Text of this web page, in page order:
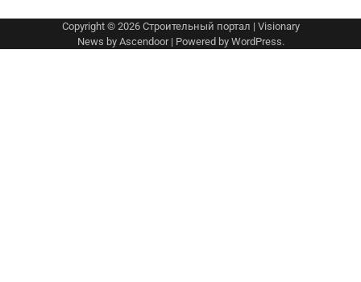
Copyright © 2026 Строительный портал | Visionary
News by Ascendoor| Powered by WordPress.